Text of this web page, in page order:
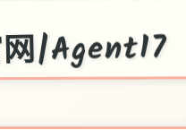
|Agent17